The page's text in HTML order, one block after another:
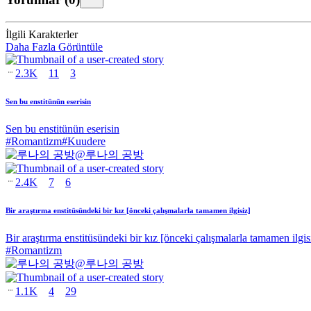
İlgili Karakterler
Daha Fazla Görüntüle
2.3K 11 3
Sen bu enstitünün eserisin
Sen bu enstitünün eserisin
#Romantizm#Kuudere
@루나의 공방
2.4K 7 6
Bir araştırma enstitüsündeki bir kız [önceki çalışmalarla tamamen ilgisiz]
Bir araştırma enstitüsündeki bir kız [önceki çalışmalarla tamamen
#Romantizm
@루나의 공방
1.1K 4 29